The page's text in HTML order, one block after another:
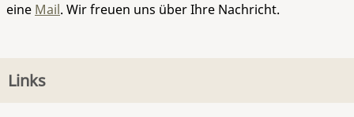
eine Mail. Wir freuen uns über Ihre Nachricht.
Links